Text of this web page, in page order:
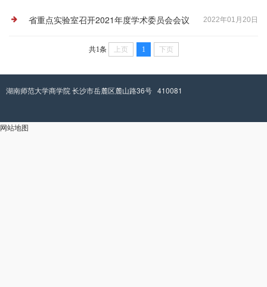
2022年01月20日
省重点实验室召开2021年度学术委员会会议
共1条 上页 1 下页
湖南师范大学商学院 长沙市岳麓区麓山路36号 410081
网站地图